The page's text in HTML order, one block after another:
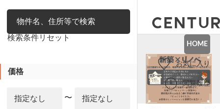
検索条件リセット
価格
〜
HOME
お気に入り
閲覧履歴